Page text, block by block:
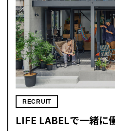
RECRUIT
LIFE LABELで一緒に